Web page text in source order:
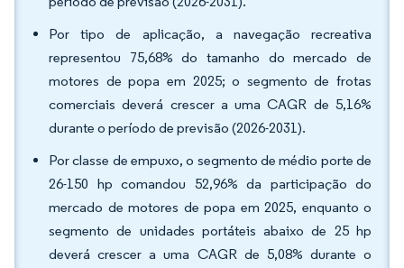
Por tipo de aplicação, a navegação recreativa
representou 75,68% do tamanho do mercado de
motores de popa em 2025; o segmento de frotas
comerciais deverá crescer a uma CAGR de 5,16%
durante o período de previsão (2026-2031).
Por classe de empuxo, o segmento de médio porte de
26-150 hp comandou 52,96% da participação do
mercado de motores de popa em 2025, enquanto o
segmento de unidades portáteis abaixo de 25 hp
deverá crescer a uma CAGR de 5,08% durante o